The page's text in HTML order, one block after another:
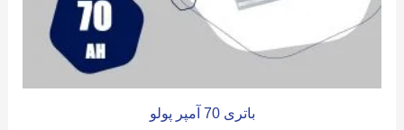
باتری 70 آمپر پولو